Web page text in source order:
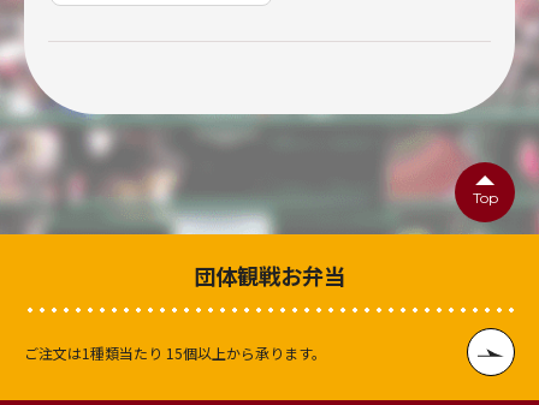
Top
団体観戦お弁当
ご注文は1種類当たり 15個以上から承ります。